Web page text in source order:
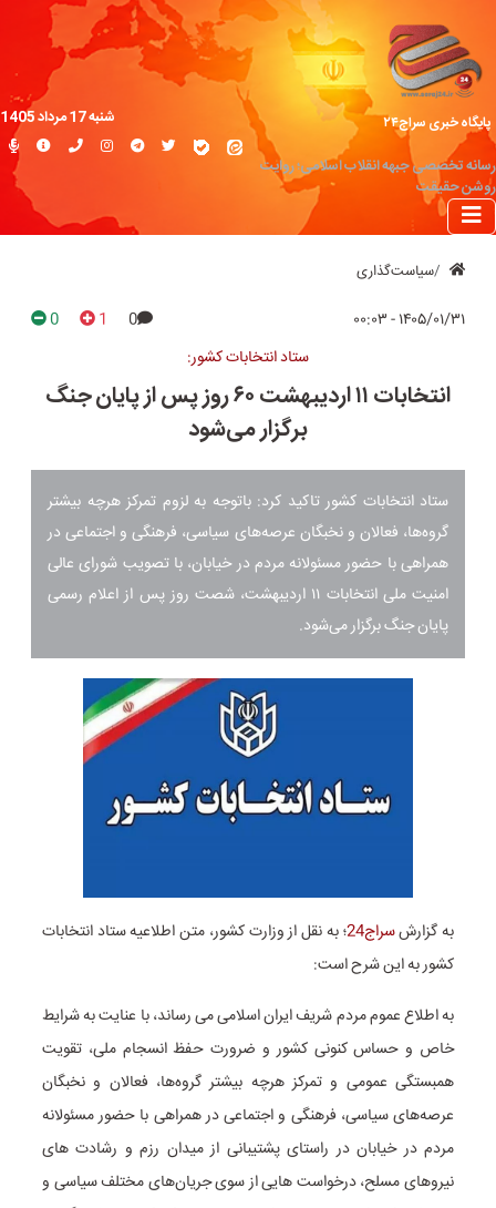
پایگاه خبری سراج۲۴
رسانه تخصصی جبهه انقلاب اسلامی؛ روایت
روشن حقیقت
شنبه 17 مرداد 1405
سیاست‌گذاری
۱۴۰۵/۰۱/۳۱ - ۰۰:۰۳ 0
1
0
ستاد انتخابات کشور:
انتخابات ۱۱ اردیبهشت ۶۰ روز پس از پایان جنگ
برگزار می‌شود
ستاد انتخابات کشور تاکید کرد: باتوجه به لزوم تمرکز هرچه بیشتر
گروه‌ها، فعالان و نخبگان عرصه‌های سیاسی، فرهنگی و اجتماعی در
همراهی با حضور مسئولانه مردم در خیابان، با تصویب شورای‌ عالی
امنیت ملی انتخابات ۱۱ اردیبهشت، شصت روز پس از اعلام رسمی
پایان جنگ برگزار می‌شود.
به گزارشسراج24
؛ به نقل از وزارت کشور، متن اطلاعیه ستاد انتخابات
کشور به این شرح است:
به اطلاع عموم مردم شریف ایران اسلامی می رساند، با عنایت به شرایط
خاص و حساس کنونی کشور و ضرورت حفظ انسجام ملی، تقویت
همبستگی عمومی و تمرکز هرچه بیشتر گروه‌ها، فعالان و نخبگان
عرصه‌های سیاسی، فرهنگی و اجتماعی در همراهی با حضور مسئولانه
مردم در خیابان در راستای پشتیبانی از میدان رزم و رشادت های
نیروهای مسلح، درخواست هایی از سوی جریان‌های مختلف سیاسی و